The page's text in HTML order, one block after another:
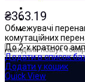
×
₴363.19
Обмежувачі
комутаційних
До 2-х кратного
Додати в список
Додати у кошик
Quick View